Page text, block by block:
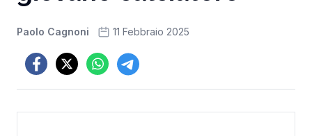
Paolo Cagnoni 11 Febbraio 2025